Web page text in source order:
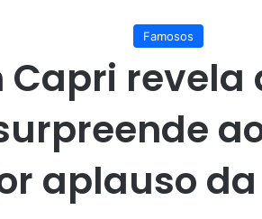
Famosos
Capri
aplauso